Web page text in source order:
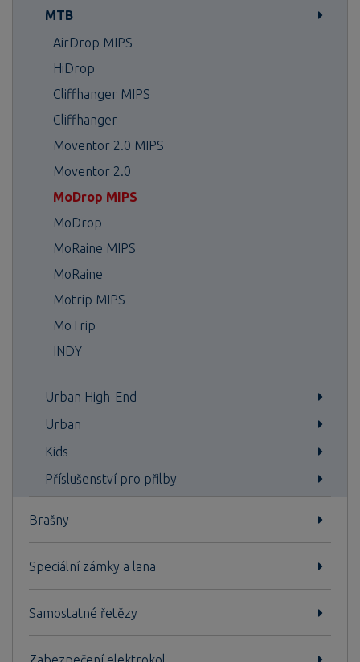
MTB
AirDrop MIPS
HiDrop
Cliffhanger MIPS
Cliffhanger
Moventor 2.0 MIPS
Moventor 2.0
MoDrop MIPS
MoDrop
MoRaine MIPS
MoRaine
Motrip MIPS
MoTrip
INDY
Urban High-End
Urban
Kids
Příslušenství pro přilby
Brašny
Speciální zámky a lana
Samostatné řetězy